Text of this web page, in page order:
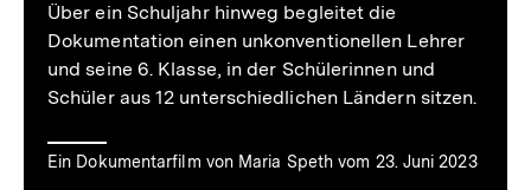
von
'Herr
Über ein Schuljahr hinweg begleitet die
Dokumentation einen unkonventionellen Lehrer
und seine 6. Klasse, in der Schülerinnen und
Schüler aus 12 unterschiedlichen Ländern sitzen.
Ein Dokumentarfilm von Maria Speth vom 23. Juni 2023